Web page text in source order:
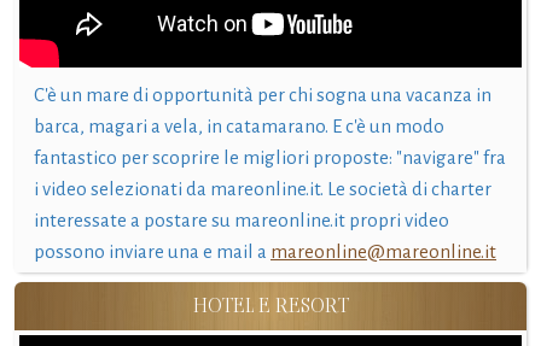
C'è un mare di opportunità per chi sogna una vacanza in
barca, magari a vela, in catamarano. E c'è un modo
fantastico per scoprire le migliori proposte: "navigare" fra
i video selezionati da mareonline.it. Le società di charter
interessate a postare su mareonline.it propri video
possono inviare una e mail a mareonline@mareonline.it
HOTEL E RESORT